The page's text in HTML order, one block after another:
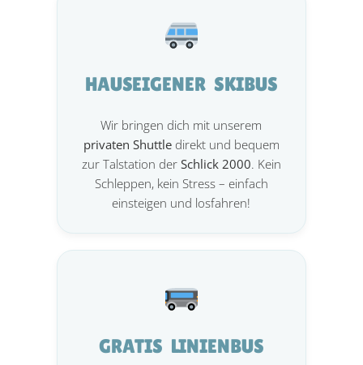
HAUSEIGENER SKIBUS
Wir bringen dich mit unserem
privaten Shuttledirekt und bequem
zur Talstation der Schlick 2000. Kein
Schleppen, kein Stress – einfach
einsteigen und losfahren!
GRATIS LINIENBUS